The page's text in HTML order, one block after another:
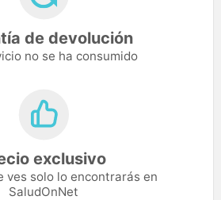
de devolución
no se ha consumido
exclusivo
ves solo lo encontrarás en
SaludOnNet